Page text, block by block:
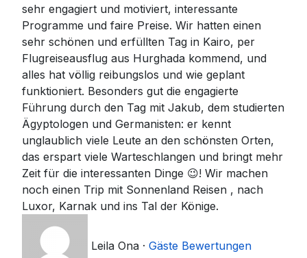
sehr engagiert und motiviert, interessante
Programme und faire Preise. Wir hatten einen
sehr schönen und erfüllten Tag in Kairo, per
Flugreiseausflug aus Hurghada kommend, und
alles hat völlig reibungslos und wie geplant
funktioniert. Besonders gut die engagierte
Führung durch den Tag mit Jakub, dem studierten
Ägyptologen und Germanisten: er kennt
unglaublich viele Leute an den schönsten Orten,
das erspart viele Warteschlangen und bringt mehr
Zeit für die interessanten Dinge 😉! Wir machen
noch einen Trip mit Sonnenland Reisen , nach
Luxor, Karnak und ins Tal der Könige.
Leila Ona · Gäste Bewertungen